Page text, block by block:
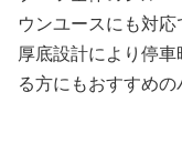
ウンユースにも対応
厚底設計により停
る方にもおすすめの